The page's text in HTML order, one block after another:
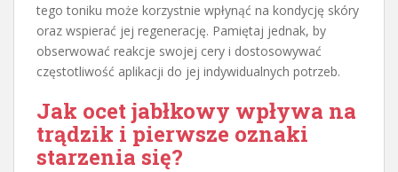
tego toniku może korzystnie wpłynąć na kondycję skóry
oraz wspierać jej regenerację. Pamiętaj jednak, by
obserwować reakcje swojej cery i dostosowywać
częstotliwość aplikacji do jej indywidualnych potrzeb.
Jak ocet jabłkowy wpływa na
trądzik i pierwsze oznaki
starzenia się?